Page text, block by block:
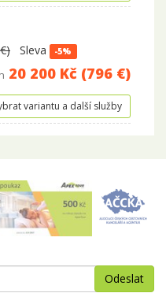
Sleva -5%
20 200 Kč (796 €)
variantu a další služby